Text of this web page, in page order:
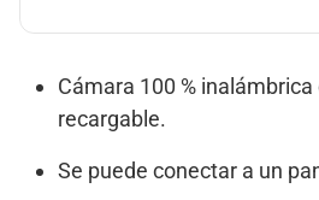
Cámara 100 %
recargable.
Se puede conectar a un